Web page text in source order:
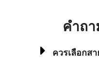
คำถ
ควรเลือกส